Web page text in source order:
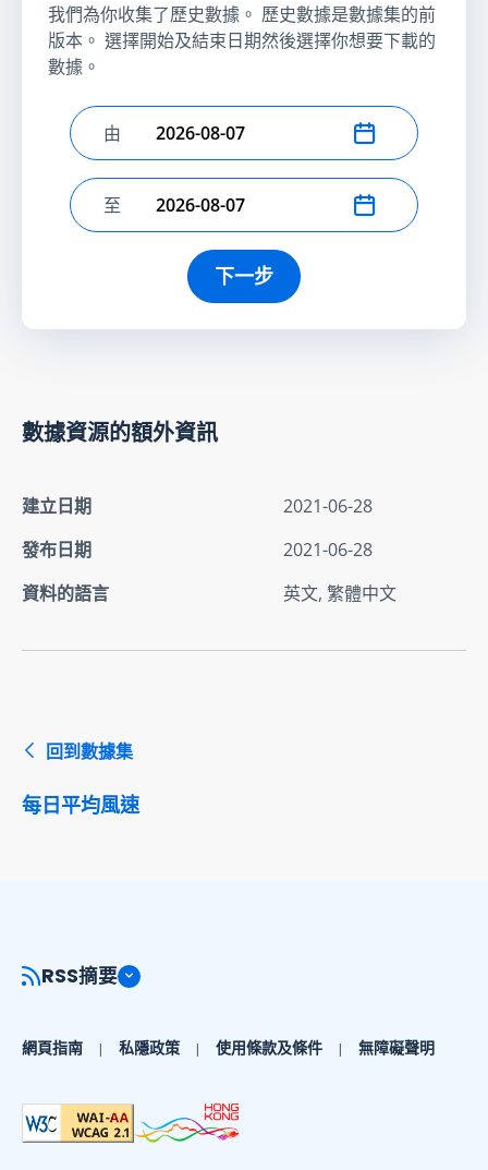
我們為你收集了歷史數據。 歷史數據是數據集的前
版本。 選擇開始及結束日期然後選擇你想要下載的
數據。
選擇開始日期
由
選擇結束日期
至
下一步
數據資源的額外資訊
建立日期
2021-06-28
發布日期
2021-06-28
資料的語言
英文, 繁體中文
回到數據集
每日平均風速
RSS摘要
網頁指南 私隱政策 使用條款及條件 無障礙聲明